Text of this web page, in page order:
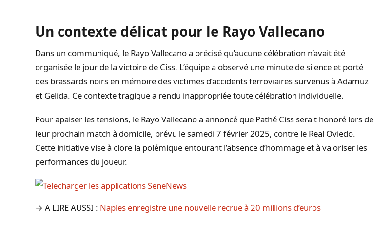
Un contexte délicat pour le Rayo Vallecano
Dans un communiqué, le Rayo Vallecano a précisé qu’aucune célébration n’avait été
organisée le jour de la victoire de Ciss. L’équipe a observé une minute de silence et porté
des brassards noirs en mémoire des victimes d’accidents ferroviaires survenus à Adamuz
et Gelida. Ce contexte tragique a rendu inappropriée toute célébration individuelle.
Pour apaiser les tensions, le Rayo Vallecano a annoncé que Pathé Ciss serait honoré lors de
leur prochain match à domicile, prévu le samedi 7 février 2025, contre le Real Oviedo.
Cette initiative vise à clore la polémique entourant l’absence d’hommage et à valoriser les
performances du joueur.
→ A LIRE AUSSI : Naples enregistre une nouvelle recrue à 20 millions d’euros